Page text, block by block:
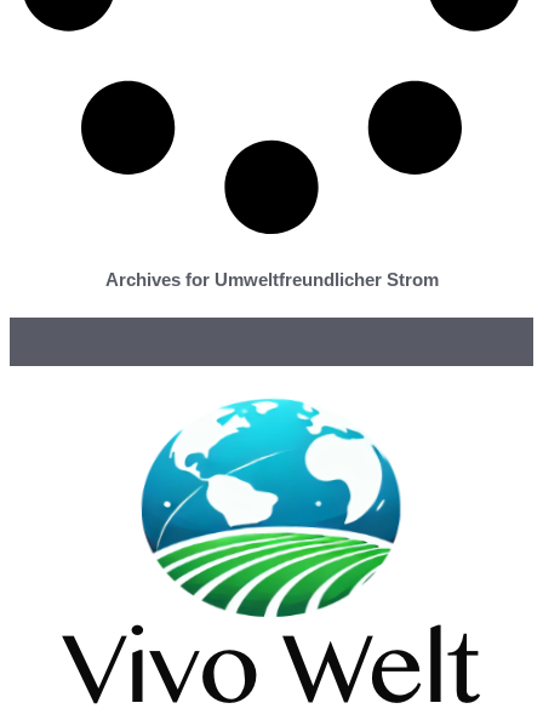
Archives for Umweltfreundlicher Strom